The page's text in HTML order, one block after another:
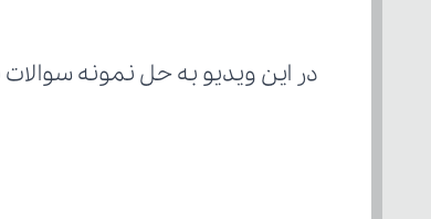
در این ویدیو به حل نمونه سوالات